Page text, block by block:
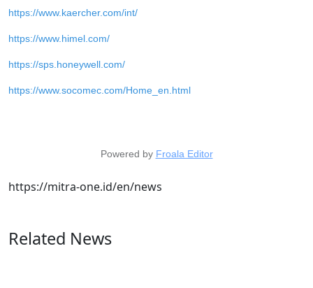
https://www.kaercher.com/int/
https://www.himel.com/
https://sps.honeywell.com/
https://www.socomec.com/Home_en.html
Powered by Froala Editor
https://mitra-one.id/en/news
Related News